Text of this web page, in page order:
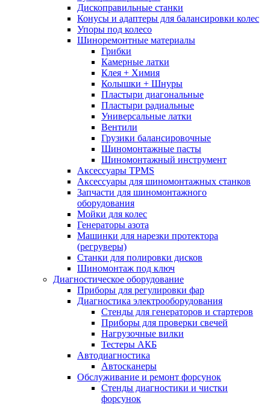
Дископравильные станки
Конусы и адаптеры для балансировки колес
Упоры под колесо
Шиноремонтные материалы
Грибки
Камерные латки
Клея + Химия
Колышки + Шнуры
Пластыри диагональные
Пластыри радиальные
Универсальные латки
Вентили
Грузики балансировочные
Шиномонтажные пасты
Шиномонтажный инструмент
Аксессуары TPMS
Аксессуары для шиномонтажных станков
Запчасти для шиномонтажного
оборудования
Мойки для колес
Генераторы азота
Машинки для нарезки протектора
(регруверы)
Станки для полировки дисков
Шиномонтаж под ключ
Диагностическое оборудование
Приборы для регулировки фар
Диагностика электрооборудования
Стенды для генераторов и стартеров
Приборы для проверки свечей
Нагрузочные вилки
Тестеры АКБ
Автодиагностика
Автосканеры
Обслуживание и ремонт форсунок
Стенды диагностики и чистки
форсунок